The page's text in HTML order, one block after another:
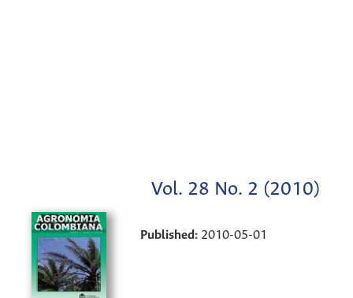
Vol. 28 No. 2 (2010)
Published: 2010-05-01